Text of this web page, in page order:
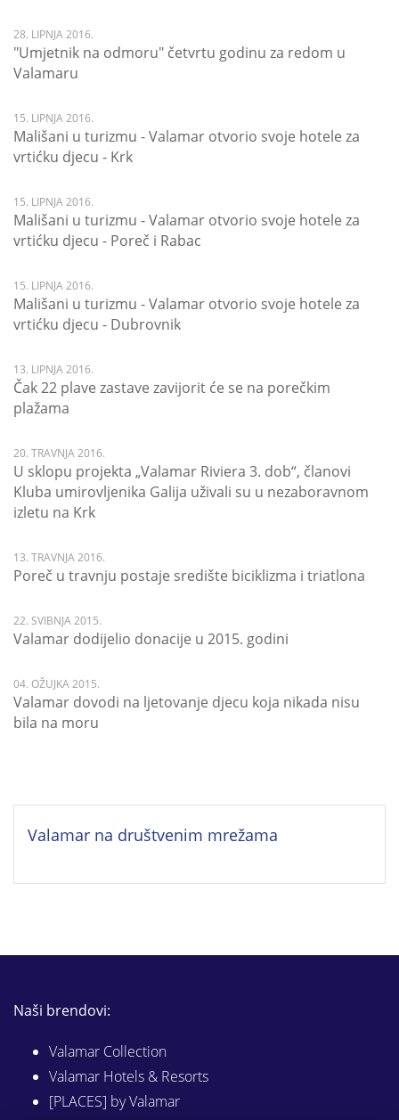
28. LIPNJA 2016.
"Umjetnik na odmoru" četvrtu godinu za redom u
Valamaru
15. LIPNJA 2016.
Mališani u turizmu - Valamar otvorio svoje hotele za
vrtićku djecu - Krk
15. LIPNJA 2016.
Mališani u turizmu - Valamar otvorio svoje hotele za
vrtićku djecu - Poreč i Rabac
15. LIPNJA 2016.
Mališani u turizmu - Valamar otvorio svoje hotele za
vrtićku djecu - Dubrovnik
13. LIPNJA 2016.
Čak 22 plave zastave zavijorit će se na porečkim
plažama
20. TRAVNJA 2016.
U sklopu projekta „Valamar Riviera 3. dob“, članovi
Kluba umirovljenika Galija uživali su u nezaboravnom
izletu na Krk
13. TRAVNJA 2016.
Poreč u travnju postaje središte biciklizma i triatlona
22. SVIBNJA 2015.
Valamar dodijelio donacije u 2015. godini
04. OŽUJKA 2015.
Valamar dovodi na ljetovanje djecu koja nikada nisu
bila na moru
Valamar na društvenim mrežama
Naši brendovi:
Valamar Collection
Valamar Hotels & Resorts
[PLACES] by Valamar